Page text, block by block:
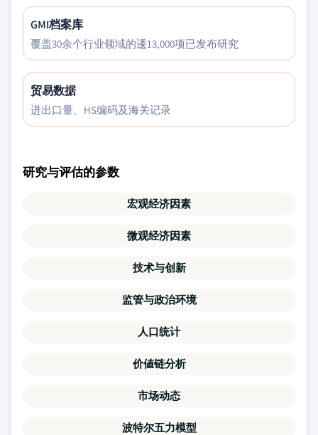
GMI档案库
覆盖30余个行业领域的逶13,000项已发布研究
贸易数据
进出口量、HS编码及海关记录
研究与评估的参数
宏观经济因素
微观经济因素
技术与创新
监管与政治环境
人口统计
价値链分析
市场动态
波特尔五力模型